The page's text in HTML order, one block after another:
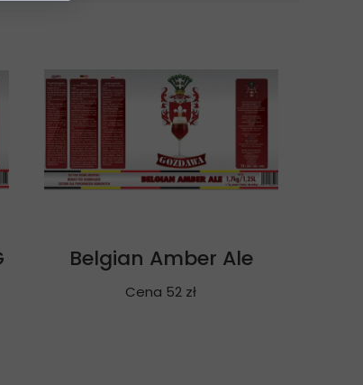
Belgian Amber Ale
Cena 52 zł